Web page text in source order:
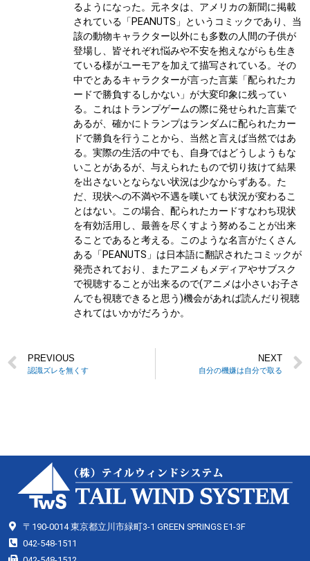
るようになった。元ネタは、アメリカの新聞に掲載
されている「PEANUTS」というコミックであり、当
該の動物キャラクター以外にも多数の人間の子供が
登場し、皆それぞれ悩みや不安を抱えながらも生き
ている様がユーモアを加えて描写されている。その
中でとあるキャラクターが言った言葉「配られたカ
ードで勝負するしかない」が大変印象に残ってい
る。これはトランプゲームの際に発せられた言葉で
あるが、確かにトランプはランダムに配られたカー
ドで勝負を行うことから、当然と言えば当然ではあ
る。実際の生活の中でも、自身ではどうしようもな
いことがあるが、与えられたもので切り抜けて結果
を出さないとならない状況は少なからずある。た
だ、現状への不満や不遇を嘆いても状況が変わるこ
とはない。この場合、配られたカードすなわち現状
を有効活用し、最善を尽くすよう努めることが出来
ることであると考える。このような名言がたくさん
ある「PEANUTS」は日本語に翻訳されたコミックが
発売されており、またアニメもメディアやサブスク
で視聴することが出来るので(アニメは小さいお子さ
んでも視聴できると思う)機会があれば読んだり視聴
されてはいかがだろうか。
PREVIOUS
認識ズレを無くす
NEXT
自分の機嫌は自分で取る
〒190-0014 東京都立川市緑町3-1 GREEN SPRINGS E1-3F
042-548-1511